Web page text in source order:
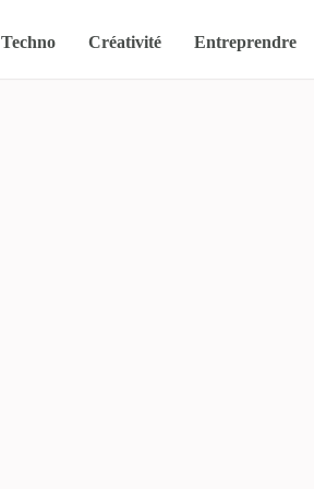
Techno Créativité Entreprendre